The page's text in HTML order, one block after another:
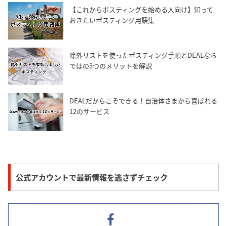
【これからポスティングを始める人向け】知って
おきたいポスティング用語集
除外リストを使ったポスティング手順とDEALなら
ではの3つのメリットを解説
DEALだからこそできる！自治体さまから喜ばれる
12のサービス
公式アカウントで最新情報を逃さずチェック